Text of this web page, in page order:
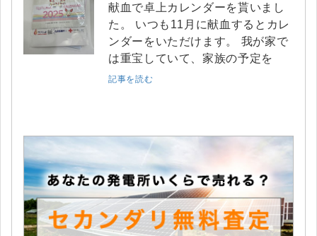
献血で卓上カレンダーを貰いまし
た。 いつも11月に献血するとカレ
ンダーをいただけます。 我が家で
は重宝していて、家族の予定を
記事を読む